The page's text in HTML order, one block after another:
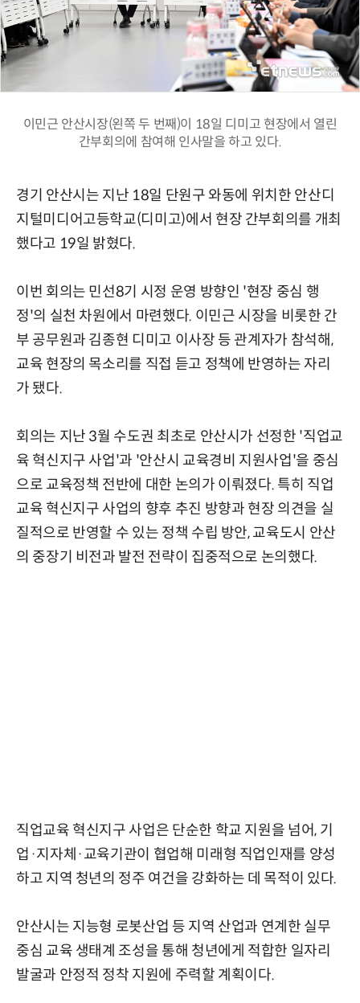
이민근 안산시장(왼쪽 두 번째)이 18일 디미고 현장에서 열린
간부회의에 참여해 인사말을 하고 있다.
경기 안산시는 지난 18일 단원구 와동에 위치한 안산디
지털미디어고등학교(디미고)에서 현장 간부회의를 개최
했다고 19일 밝혔다.
이번 회의는 민선8기 시정 운영 방향인 '현장 중심 행
정'의 실천 차원에서 마련했다. 이민근 시장을 비롯한 간
부 공무원과 김종현 디미고 이사장 등 관계자가 참석해,
교육 현장의 목소리를 직접 듣고 정책에 반영하는 자리
가 됐다.
회의는 지난 3월 수도권 최초로 안산시가 선정한 '직업교
육 혁신지구 사업'과 '안산시 교육경비 지원사업'을 중심
으로 교육정책 전반에 대한 논의가 이뤄졌다. 특히 직업
교육 혁신지구 사업의 향후 추진 방향과 현장 의견을 실
질적으로 반영할 수 있는 정책 수립 방안, 교육도시 안산
의 중장기 비전과 발전 전략이 집중적으로 논의했다.
직업교육 혁신지구 사업은 단순한 학교 지원을 넘어, 기
업·지자체·교육기관이 협업해 미래형 직업인재를 양성
하고 지역 청년의 정주 여건을 강화하는 데 목적이 있다.
안산시는 지능형 로봇산업 등 지역 산업과 연계한 실무
중심 교육 생태계 조성을 통해 청년에게 적합한 일자리
발굴과 안정적 정착 지원에 주력할 계획이다.